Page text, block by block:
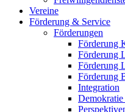
Vereine
Förderung & Service
Förderungen
Förderung
Förderung
Förderung
Förderung
Integration
Demokratie